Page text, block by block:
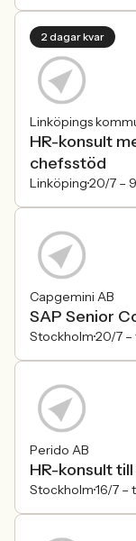
2 dagar kvar
Linköpings
HR-konsult
chefsstöd
Linköping20/7 –
Capgemini AB
SAP Senior
Stockholm20/7 –
Perido AB
HR-konsult
Stockholm16/7 –